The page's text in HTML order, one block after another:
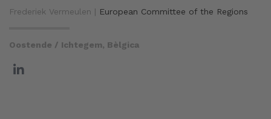
Frederiek Vermeulen | European Committee of the Regions
Oostende / Ichtegem, Bèlgica